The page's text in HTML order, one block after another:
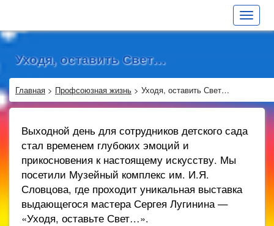
Toggle
Уходя, оставить Свет…
Главная > Профсоюзная жизнь > Уходя, оставить Свет…
Выходной день для сотрудников детского сада
стал временем глубоких эмоций и
прикосновения к настоящему искусству. Мы
посетили Музейный комплекс им. И.Я.
Словцова, где проходит уникальная выставка
выдающегося мастера Сергея Лугинина —
«Уходя, оставьте Свет…».